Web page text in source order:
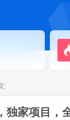
独家项目，